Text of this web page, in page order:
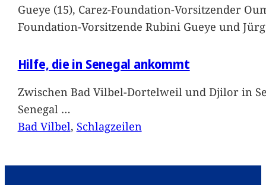
Gueye (15), Carez-Foundation-Vorsitzender
Foundation-Vorsitzende Rubini Gueye und
Hilfe, die in Senegal ankommt
Zwischen Bad Vilbel-Dortelweil und Djilor in
Senegal …
Bad Vilbel, Schlagzeilen